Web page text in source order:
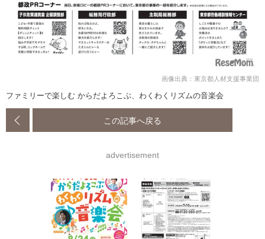
画像出典：東京都人材支援事業団
ファミリーで楽しむ からだよろこぶ、わくわくリズムの音楽会
この記事へ戻る
advertisement